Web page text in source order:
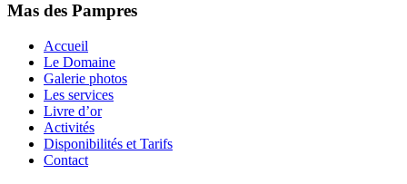
Mas des Pampres
Accueil
Le Domaine
Galerie photos
Les services
Livre d’or
Activités
Disponibilités et Tarifs
Contact